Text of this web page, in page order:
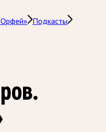
Подкасты